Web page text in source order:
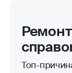
Топ-